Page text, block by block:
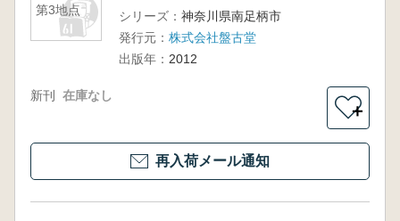
第3地点
シリーズ： 神奈川県南足柄市
発行元： 株式会社盤古堂
出版年： 2012
新刊 在庫なし
＋
再入荷メール通知